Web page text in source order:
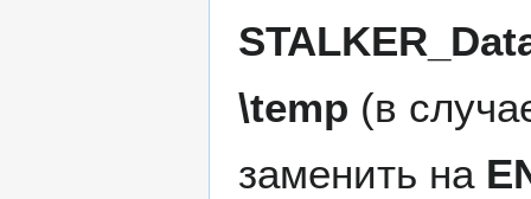
\temp (в
заменить на